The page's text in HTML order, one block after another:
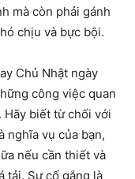
mà còn phải gánh
chịu và bực bội.
Chủ Nhật ngày
công việc quan
biết từ chối với
nghĩa vụ của bạn,
nếu cần thiết và
tải. Sự cố gắng là